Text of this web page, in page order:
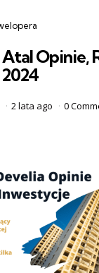
Opinie,
2 lata ago 0